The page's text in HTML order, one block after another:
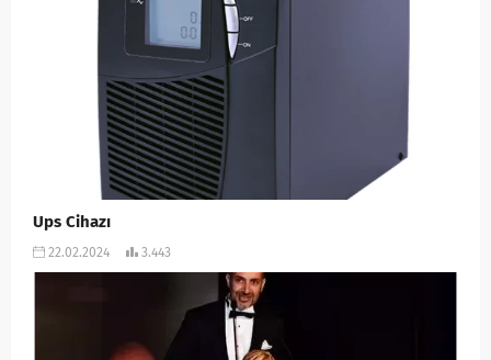
Ups Cihazı
22.02.2024 3.443